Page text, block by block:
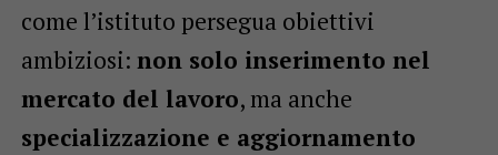
come l’istituto persegua obiettivi
ambiziosi: non solo inserimento nel
mercato del lavoro, ma anche
specializzazione e aggiornamento